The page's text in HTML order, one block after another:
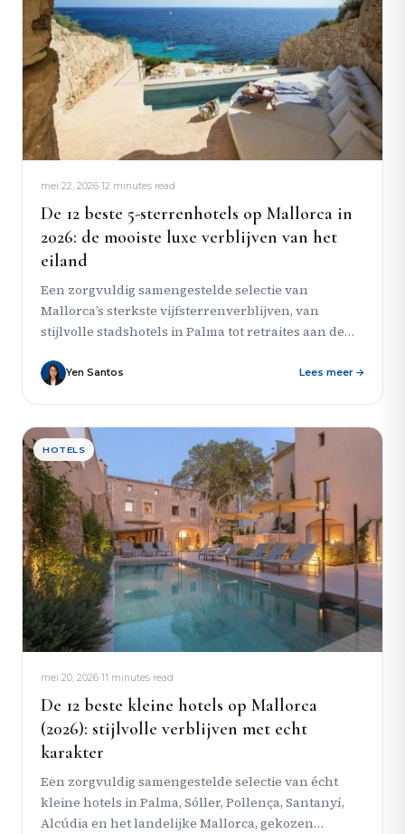
mei 22, 2026·12 minutes read
De 12 beste 5-sterrenhotels op Mallorca in
2026: de mooiste luxe verblijven van het
eiland
Een zorgvuldig samengestelde selectie van
Mallorca’s sterkste vijfsterrenverblijven, van
stijlvolle stadshotels in Palma tot retraites aan de
bijzondere...
Yen Santos Lees meer →
HOTELS
mei 20, 2026·11 minutes read
De 12 beste kleine hotels op Mallorca
(2026): stijlvolle verblijven met echt
karakter
Een zorgvuldig samengestelde selectie van écht
kleine hotels in Palma, Sóller, Pollença, Santanyí,
Alcúdia en het landelijke Mallorca, gekozen